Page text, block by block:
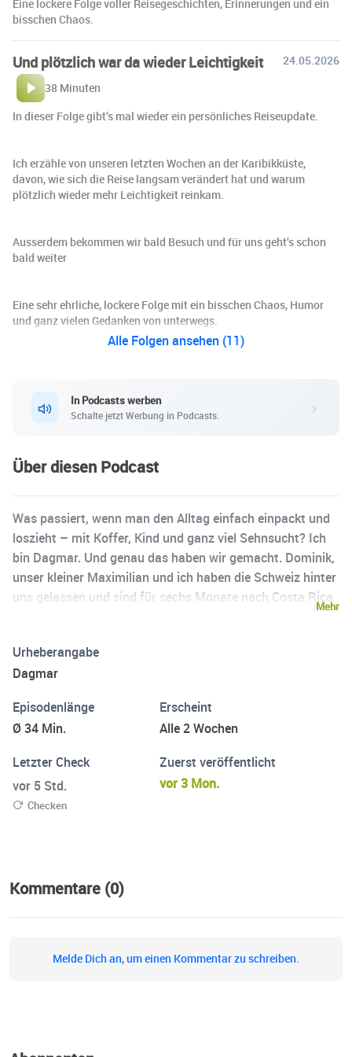
Eine lockere Folge voller Reisegeschichten, Erinnerungen und ein
bisschen Chaos.
Und plötzlich war da wieder Leichtigkeit
24.05.2026
38 Minuten
In dieser Folge gibt’s mal wieder ein persönliches Reiseupdate.
Ich erzähle von unseren letzten Wochen an der Karibikküste,
davon, wie sich die Reise langsam verändert hat und warum
plötzlich wieder mehr Leichtigkeit reinkam.
Ausserdem bekommen wir bald Besuch und für uns geht’s schon
bald weiter
Eine sehr ehrliche, lockere Folge mit ein bisschen Chaos, Humor
und ganz vielen Gedanken von unterwegs.
Alle Folgen ansehen (11)
In Podcasts werben
Schalte jetzt Werbung in Podcasts.
Über diesen Podcast
Was passiert, wenn man den Alltag einfach einpackt und
loszieht – mit Koffer, Kind und ganz viel Sehnsucht? Ich
bin Dagmar. Und genau das haben wir gemacht. Dominik,
unser kleiner Maximilian und ich haben die Schweiz hinter
uns gelassen und sind für sechs Monate nach Costa Rica
uns selbst. In diesem Podcast nehme ich dich mit. Ehrlich,
persönlich, nah dran – von der ersten Vorfreude bis zur
Sehnsucht kennen. Und weil ich wissen wollte, was
wirklich passiert, wenn man ihr einfach nachgibt.​​​​​​​​​​​​​​​​
Mehr
Urheberangabe
Dagmar
Episodenlänge
Ø 34 Min.
Erscheint
Alle 2 Wochen
Letzter Check
vor 5 Std.
Checken
Zuerst veröffentlicht
vor 3 Mon.
Kommentare (0)
Melde Dich an, um einen Kommentar zu schreiben.